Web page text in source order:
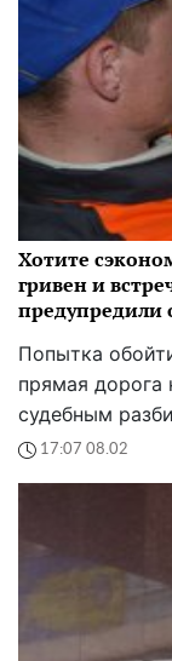
Хотите
гривен и
предупредили
Попытка
прямая
судебным
17:07 08.02